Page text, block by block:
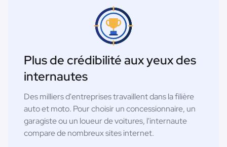
Plus de crédibilité aux yeux des
internautes
Des milliers d'entreprises travaillent dans la filière
auto et moto. Pour choisir un concessionnaire, un
garagiste ou un loueur de voitures, l'internaute
compare de nombreux sites internet.